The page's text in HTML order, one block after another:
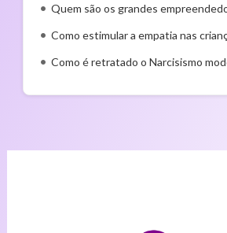
Quem são os grandes
Como estimular a empatia nas
Como é retratado o Narcisismo